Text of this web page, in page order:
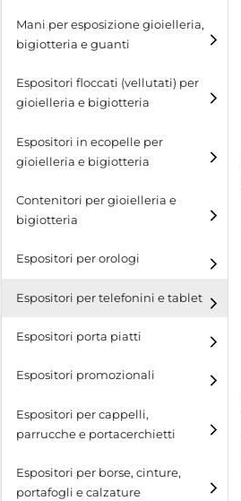
Espositori per collane
Espositori per anelli
Mani per esposizione gioielleria,
bigiotteria e guanti
Espositori floccati (vellutati) per
gioielleria e bigiotteria
Espositori in ecopelle per
gioielleria e bigiotteria
Contenitori per gioielleria e
bigiotteria
Espositori per orologi
Espositori per telefonini e tablet
Espositori porta piatti
Espositori promozionali
Espositori per cappelli,
parrucche e portacerchietti
Espositori per cappelli e
parrucche
Espositori per borse, cinture,
portafogli e calzature